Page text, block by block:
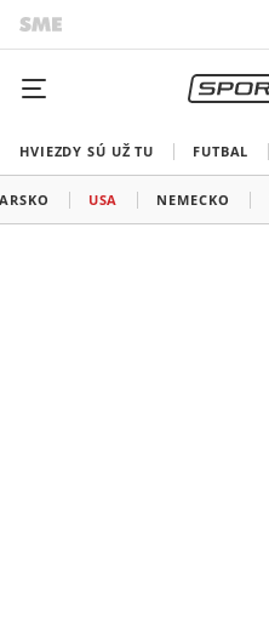
HVIEZDY SÚ UŽ TU FUTBAL
USA NEMECKO